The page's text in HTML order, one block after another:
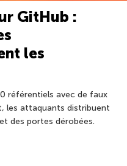
GitHub :
les
référentiels avec de faux
les attaquants distribuent
des portes dérobées.